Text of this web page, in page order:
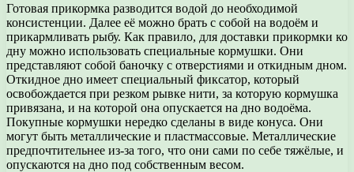
Готовая прикормка разводится водой до необходимой
консистенции. Далее её можно брать с собой на водоём и
прикармливать рыбу. Как правило, для доставки прикормки ко
дну можно использовать специальные кормушки. Они
представляют собой баночку с отверстиями и откидным дном.
Откидное дно имеет специальный фиксатор, который
освобождается при резком рывке нити, за которую кормушка
привязана, и на которой она опускается на дно водоёма.
Покупные кормушки нередко сделаны в виде конуса. Они
могут быть металлические и пластмассовые. Металлические
предпочтительнее из-за того, что они сами по себе тяжёлые, и
опускаются на дно под собственным весом.